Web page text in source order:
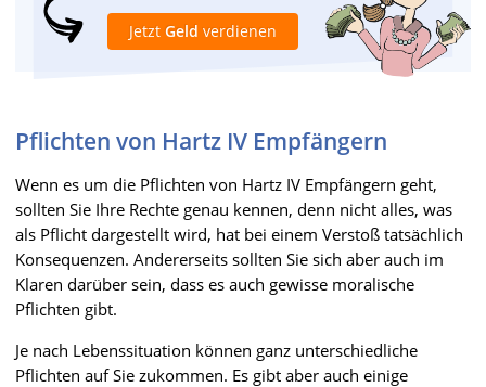
Jetzt Geld verdienen
Pflichten von Hartz IV Empfängern
Wenn es um die Pflichten von Hartz IV Empfängern geht,
sollten Sie Ihre Rechte genau kennen, denn nicht alles, was
als Pflicht dargestellt wird, hat bei einem Verstoß tatsächlich
Konsequenzen. Andererseits sollten Sie sich aber auch im
Klaren darüber sein, dass es auch gewisse moralische
Pflichten gibt.
Je nach Lebenssituation können ganz unterschiedliche
Pflichten auf Sie zukommen. Es gibt aber auch einige